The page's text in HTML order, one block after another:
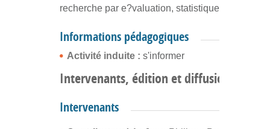
recherche par e?valuation, statistiques) (001.4)
Informations pédagogiques
Activité induite : s'informer
Intervenants, édition et diffusion
Intervenants